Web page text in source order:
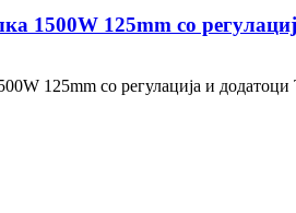
1500W 125mm со
125mm со регулација и